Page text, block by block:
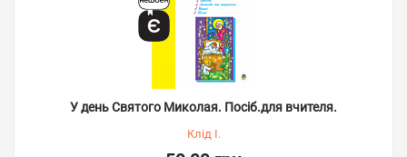
У день Святого Миколая. Посіб.для вчителя.
Клід І.